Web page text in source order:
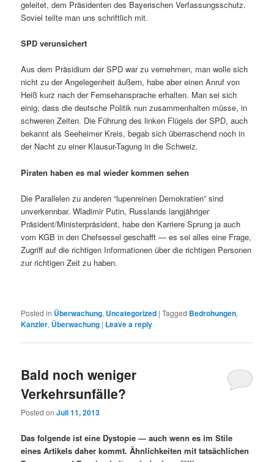
geleitet, dem Präsidenten des Bayerischen Verfassungsschutz.
Soviel teilte man uns schriftlich mit.
SPD verunsichert
Aus dem Präsidium der SPD war zu vernehmen, man wolle sich
nicht zu der Angelegenheit äußern, habe aber einen Anruf von
Heiß kurz nach der Fernsehansprache erhalten. Man sei sich
einig, dass die deutsche Politik nun zusammenhalten müsse, in
schweren Zeiten. Die Führung des linken Flügels der SPD, auch
bekannt als Seeheimer Kreis, begab sich überraschend noch in
der Nacht zu einer Klausur-Tagung in die Schweiz.
Piraten haben es mal wieder kommen sehen
Die Parallelen zu anderen “lupenreinen Demokratien” sind
unverkennbar. Wladimir Putin, Russlands langjähriger
Präsident/Ministerpräsident, habe den Karriere Sprung ja auch
vom KGB in den Chefsessel geschafft — es sei alles eine Frage,
Zugriff auf die richtigen Informationen über die richtigen Personen
zur richtigen Zeit zu haben.
Posted in Überwachung, Uncategorized |Tagged Bedrohungen,
Kanzler, Überwachung | Leave a reply
Bald noch weniger
Verkehrsunfälle?
Posted onJuli 11, 2013
Das folgende ist eine Dystopie — auch wenn es im Stile
eines Artikels daher kommt.Ähnlichkeiten mit tatsächlichen